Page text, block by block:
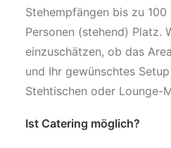
Stehempfängen bis zu
Personen (stehend) Platz.
einzuschätzen, ob das
und Ihr gewünschtes
Stehtischen oder Lounge-
Ist Catering möglich?